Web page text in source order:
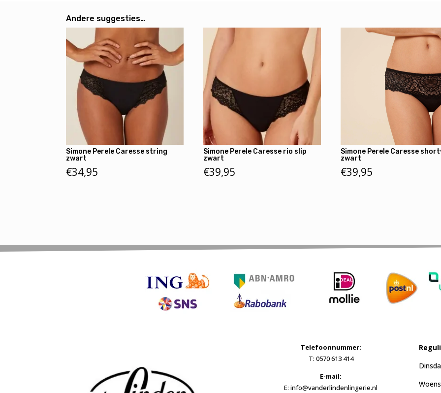
Andere suggesties…
Simone Perele Caresse string
zwart
€34,95
Simone Perele Caresse rio slip
zwart
€39,95
Simone Perele Caresse
zwart
€39,95
Telefoonnummer:
T: 0570 613 414
E-mail:
E: info@vanderlindenlingerie.nl